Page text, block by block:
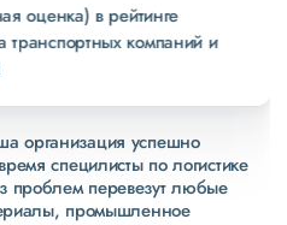
оценка) в рейтинге
компаний и
организация успешно
специлисты по логистике
проблем перевезут любые
промышленное